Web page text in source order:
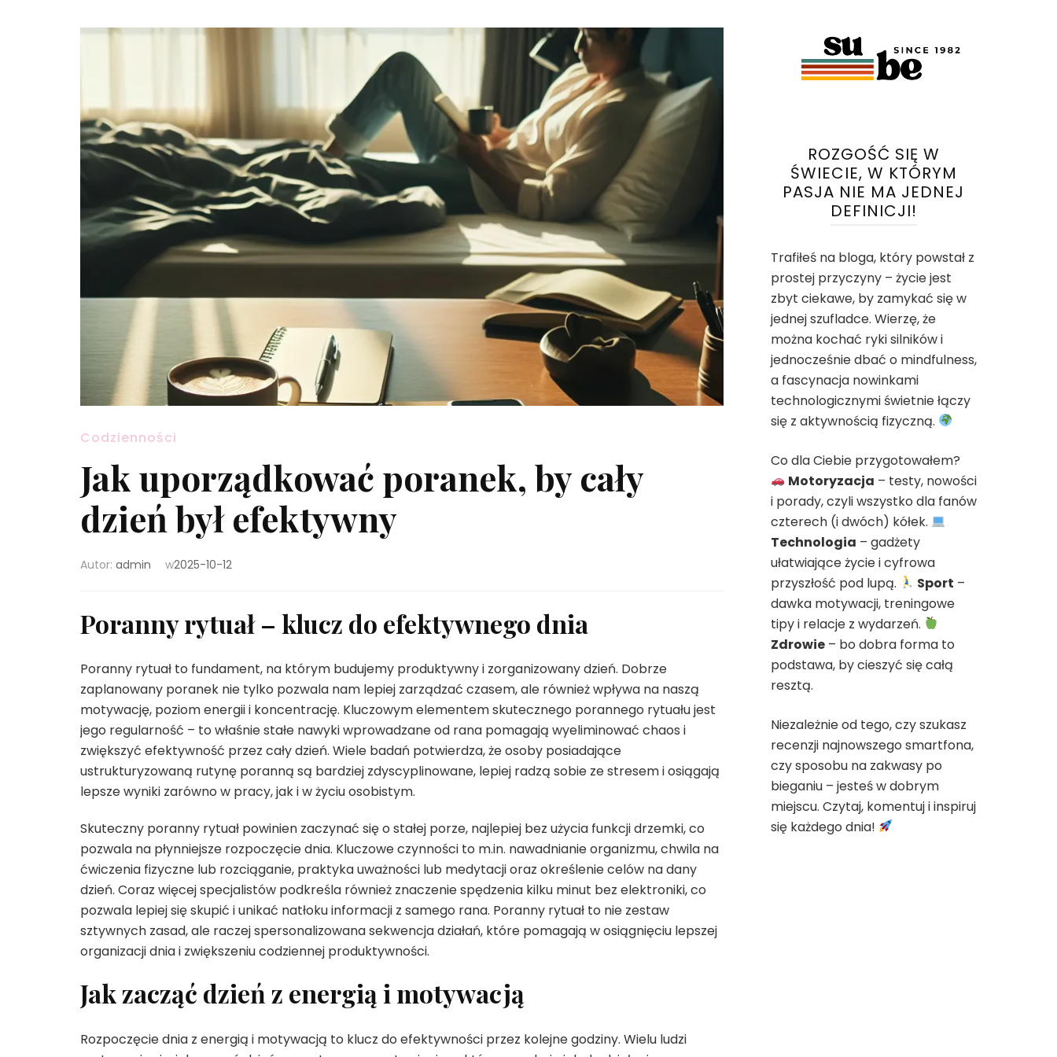
Codzienności
Jak uporządkować poranek, by cały
dzień był efektywny
Autor: admin w2025-10-12
Poranny rytuał – klucz do efektywnego dnia
Poranny rytuał to fundament, na którym budujemy produktywny i zorganizowany dzień. Dobrze
zaplanowany poranek nie tylko pozwala nam lepiej zarządzać czasem, ale również wpływa na naszą
motywację, poziom energii i koncentrację. Kluczowym elementem skutecznego porannego rytuału jest
jego regularność – to właśnie stałe nawyki wprowadzane od rana pomagają wyeliminować chaos i
zwiększyć efektywność przez cały dzień. Wiele badań potwierdza, że osoby posiadające
ustrukturyzowaną rutynę poranną są bardziej zdyscyplinowane, lepiej radzą sobie ze stresem i osiągają
lepsze wyniki zarówno w pracy, jak i w życiu osobistym.
Skuteczny poranny rytuał powinien zaczynać się o stałej porze, najlepiej bez użycia funkcji drzemki, co
pozwala na płynniejsze rozpoczęcie dnia. Kluczowe czynności to m.in. nawadnianie organizmu, chwila na
ćwiczenia fizyczne lub rozciąganie, praktyka uważności lub medytacji oraz określenie celów na dany
dzień. Coraz więcej specjalistów podkreśla również znaczenie spędzenia kilku minut bez elektroniki, co
pozwala lepiej się skupić i unikać natłoku informacji z samego rana. Poranny rytuał to nie zestaw
sztywnych zasad, ale raczej spersonalizowana sekwencja działań, które pomagają w osiągnięciu lepszej
organizacji dnia i zwiększeniu codziennej produktywności.
Jak zacząć dzień z energią i motywacją
Rozpoczęcie dnia z energią i motywacją to klucz do efektywności przez kolejne godziny. Wielu ludzi
ROZGOŚĆ SIĘ W
ŚWIECIE, W KTÓRYM
PASJA NIE MA JEDNEJ
DEFINICJI!
Trafiłeś na bloga, który powstał z
prostej przyczyny – życie jest
zbyt ciekawe, by zamykać się w
jednej szufladce. Wierzę, że
można kochać ryki silników i
jednocześnie dbać o mindfulness,
a fascynacja nowinkami
technologicznymi świetnie łączy
się z aktywnością fizyczną.
Co dla Ciebie przygotowałem?
Motoryzacja – testy, nowości
i porady, czyli wszystko dla fanów
czterech (i dwóch) kółek.
Technologia – gadżety
ułatwiające życie i cyfrowa
przyszłość pod lupą.
Sport –
dawka motywacji, treningowe
tipy i relacje z wydarzeń.
Zdrowie– bo dobra forma to
podstawa, by cieszyć się całą
resztą.
Niezależnie od tego, czy szukasz
recenzji najnowszego smartfona,
czy sposobu na zakwasy po
bieganiu – jesteś w dobrym
miejscu. Czytaj, komentuj i inspiruj
się każdego dnia!